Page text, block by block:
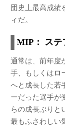
団史上最高成績
ィだ。
MIP： ステ
通常は、前年度
手、もしくはロ
へと成長した若
ーだった選手が
らの成長ぶりと
最もふさわしい